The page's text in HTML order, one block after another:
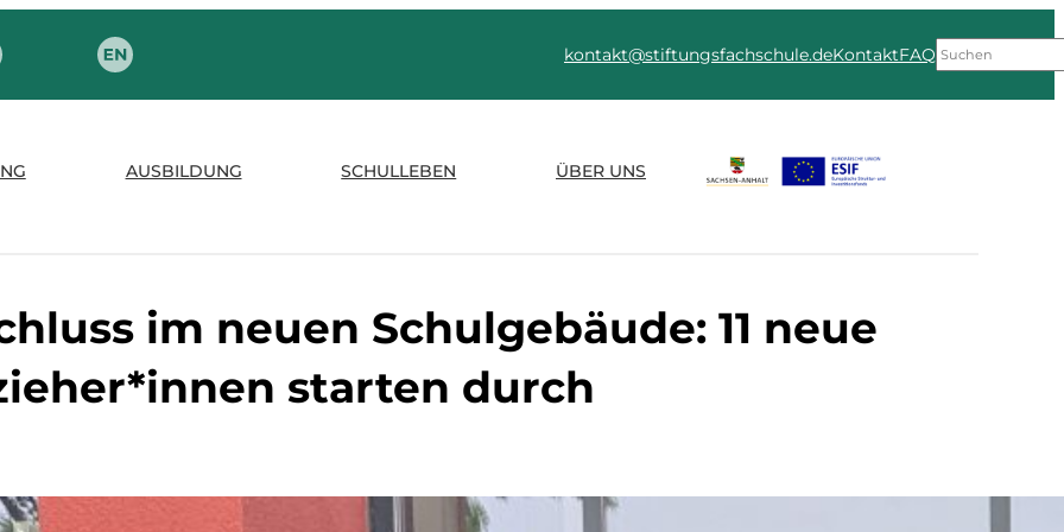
kontakt@stiftungsfachschule.deKontaktFAQ Suchen
AUSBILDUNG SCHULLEBEN ÜBER UNS
im neuen Schulgebäude: 11 neue
starten durch